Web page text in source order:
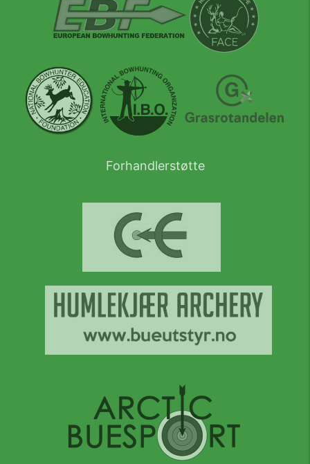
Forhandlerstøtte